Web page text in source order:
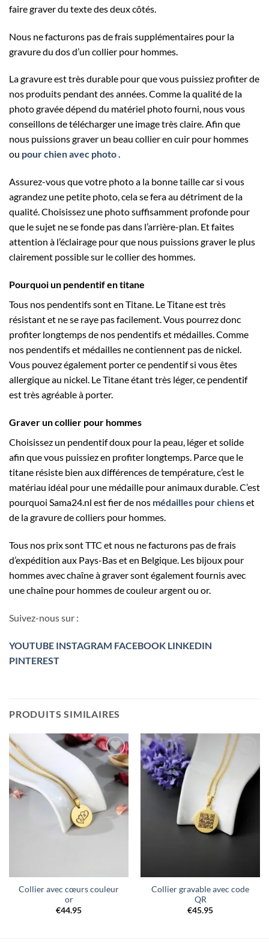
faire graver du texte des deux côtés.
Nous ne facturons pas de frais supplémentaires pour la
gravure du dos d’un collier pour hommes.
La gravure est très durable pour que vous puissiez profiter de
nos produits pendant des années. Comme la qualité de la
photo gravée dépend du matériel photo fourni, nous vous
conseillons de télécharger une image très claire. Afin que
nous puissions graver un beau collier en cuir pour hommes
ou pour chien avec photo.
Assurez-vous que votre photo a la bonne taille car si vous
agrandez une petite photo, cela se fera au détriment de la
qualité. Choisissez une photo suffisamment profonde pour
que le sujet ne se fonde pas dans l’arrière-plan. Et faites
attention à l’éclairage pour que nous puissions graver le plus
clairement possible sur le collier des hommes.
Pourquoi un pendentif en titane
Tous nos pendentifs sont en Titane. Le Titane est très
résistant et ne se raye pas facilement. Vous pourrez donc
profiter longtemps de nos pendentifs et médailles. Comme
nos pendentifs et médailles ne contiennent pas de nickel.
Vous pouvez également porter ce pendentif si vous êtes
allergique au nickel. Le Titane étant très léger, ce pendentif
est très agréable à porter.
Graver un collier pour hommes
Choisissez un pendentif doux pour la peau, léger et solide
afin que vous puissiez en profiter longtemps. Parce que le
titane résiste bien aux différences de température, c’est le
matériau idéal pour une médaille pour animaux durable. C’est
pourquoi Sama24.nl est fier de nos médailles pour chienset
de la gravure de colliers pour hommes.
Tous nos prix sont TTC et nous ne facturons pas de frais
d’expédition aux Pays-Bas et en Belgique. Les bijoux pour
hommes avec chaîne à graver sont également fournis avec
une chaîne pour hommes de couleur argent ou or.
Suivez-nous sur :
YOUTUBE INSTAGRAM FACEBOOK LINKEDIN
PINTEREST
PRODUITS SIMILAIRES
Ajouter
à la liste
de
souhaits
Collier avec cœurs couleur
or
€44.95
Ajouter
à la liste
souhaits
Collier gravable avec code
QR
€45.95